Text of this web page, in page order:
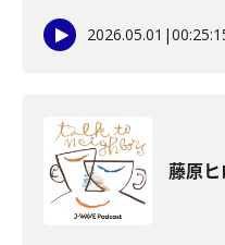
2026.05.01 |
藤原ヒ